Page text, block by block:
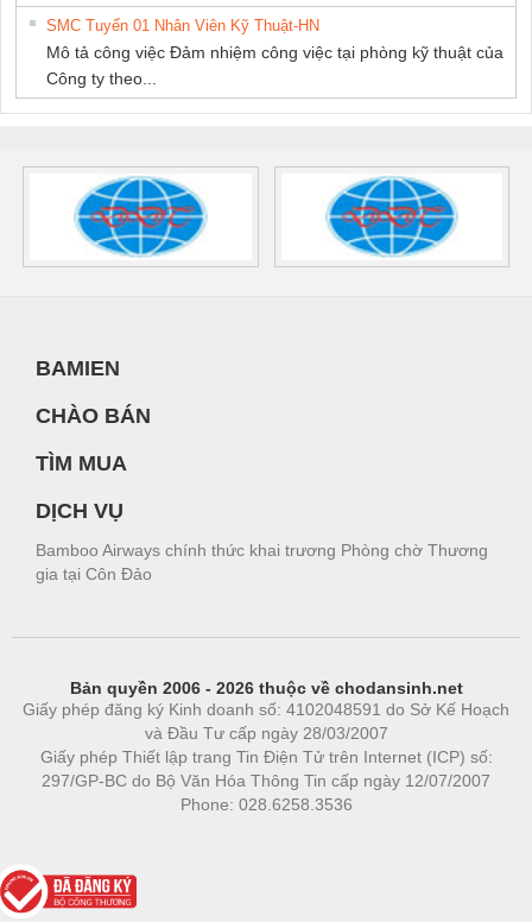
SMC Tuyển 01 Nhân Viên Kỹ Thuật-HN
Mô tả công việc Đảm nhiệm công việc tại phòng kỹ thuật của
Công ty theo...
BAMIEN
CHÀO BÁN
TÌM MUA
DỊCH VỤ
Bamboo Airways chính thức khai trương Phòng chờ Thương
gia tại Côn Đảo
Bản quyền 2006 - 2026 thuộc về chodansinh.net
Giấy phép đăng ký Kinh doanh số: 4102048591 do Sở Kế Hoạch
và Đầu Tư cấp ngày 28/03/2007
Giấy phép Thiết lập trang Tin Điện Tử trên Internet (ICP) số:
297/GP-BC do Bộ Văn Hóa Thông Tin cấp ngày 12/07/2007
Phone: 028.6258.3536